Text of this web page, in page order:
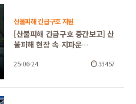
산불피해 긴급구호 지원
[산불피해 긴급구호 중간보고] 산
불피해 현장 속 지파운…
25-06-24 33457